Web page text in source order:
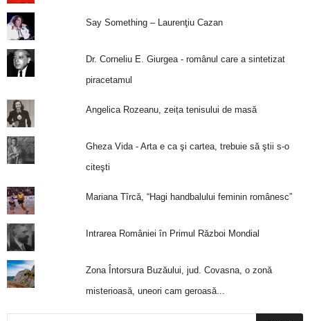
Say Something – Laurenţiu Cazan
Dr. Corneliu E. Giurgea - românul care a sintetizat
piracetamul
Angelica Rozeanu, zeița tenisului de masă
Gheza Vida - Arta e ca şi cartea, trebuie să ştii s-o
citeşti
Mariana Tîrcă, “Hagi handbalului feminin românesc”
Intrarea României în Primul Război Mondial
Zona Întorsura Buzăului, jud. Covasna, o zonă
misterioasă, uneori cam geroasă...